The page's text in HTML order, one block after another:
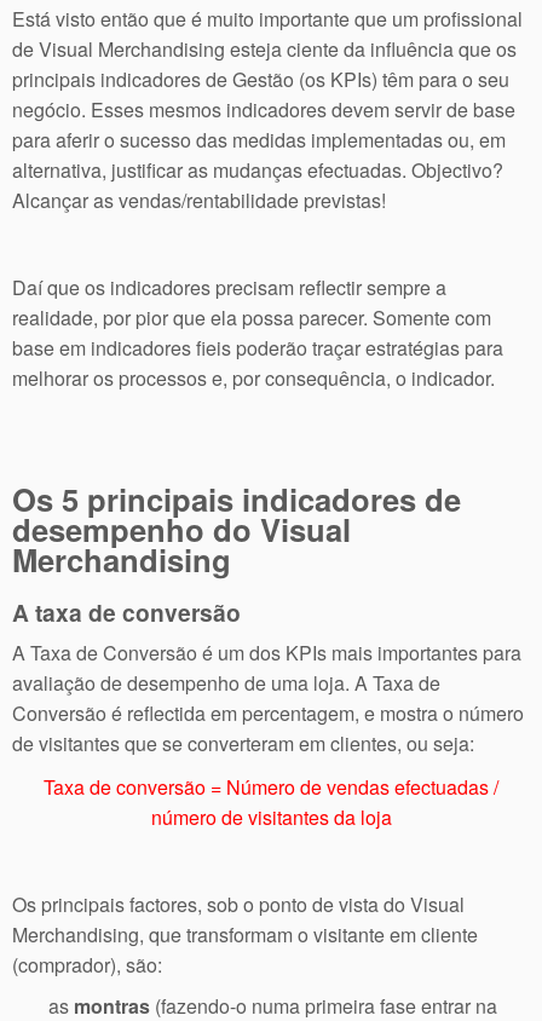
Está visto então que é muito importante que um profissional
de Visual Merchandising esteja ciente da influência que os
principais indicadores de Gestão (os KPIs) têm para o seu
negócio. Esses mesmos indicadores devem servir de base
para aferir o sucesso das medidas implementadas ou, em
alternativa, justificar as mudanças efectuadas. Objectivo?
Alcançar as vendas/rentabilidade previstas!
Daí que os indicadores precisam reflectir sempre a
realidade, por pior que ela possa parecer. Somente com
base em indicadores fieis poderão traçar estratégias para
melhorar os processos e, por consequência, o indicador.
Os 5 principais indicadores de
desempenho do Visual
Merchandising
A taxa de conversão
A Taxa de Conversão é um dos KPIs mais importantes para
avaliação de desempenho de uma loja. A Taxa de
Conversão é reflectida em percentagem, e mostra o número
de visitantes que se converteram em clientes, ou seja:
Taxa de conversão = Número de vendas efectuadas /
número de visitantes da loja
Os principais factores, sob o ponto de vista do Visual
Merchandising, que transformam o visitante em cliente
(comprador), são:
as montras (fazendo-o numa primeira fase entrar na